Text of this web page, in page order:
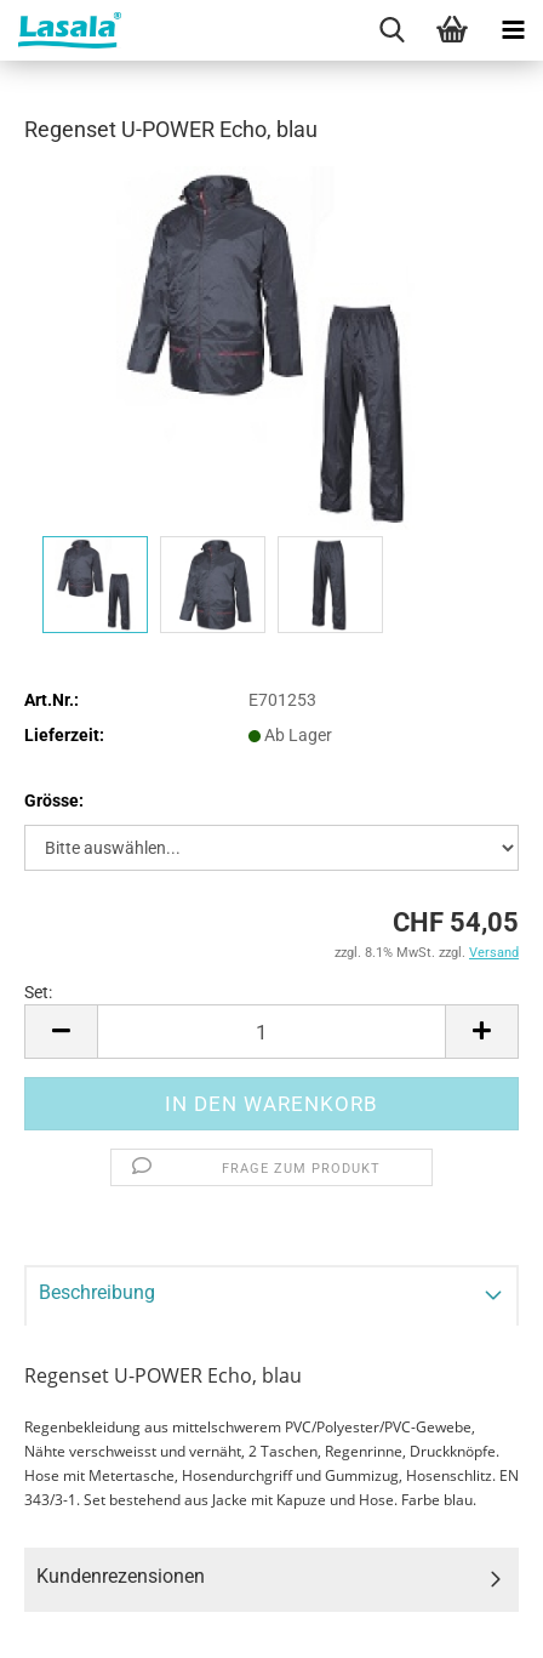
Regenset U-POWER Echo, blau
Art.Nr.:
E701253
Lieferzeit:
Ab Lager
Grösse:
CHF 54,05
zzgl. 8.1% MwSt. zzgl. Versand
Set:
FRAGE ZUM PRODUKT
Beschreibung
Regenset U-POWER Echo, blau
Regenbekleidung aus mittelschwerem PVC/Polyester/PVC-Gewebe,
Nähte verschweisst und vernäht, 2 Taschen, Regenrinne, Druckknöpfe.
Hose mit Metertasche, Hosendurchgriff und Gummizug, Hosenschlitz. EN
343/3-1. Set bestehend aus Jacke mit Kapuze und Hose. Farbe blau.
Kundenrezensionen